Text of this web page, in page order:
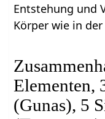
Entstehung und
Körper wie in
Elementen,
(Gunas), 5